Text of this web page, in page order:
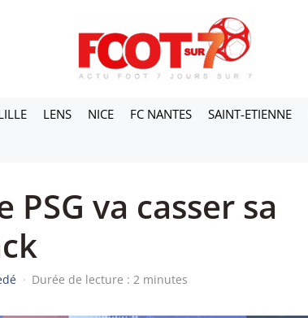
LENS NICE FC NANTES SAINT-ETIENNE
va casser sa
· Durée de lecture : 2 minutes